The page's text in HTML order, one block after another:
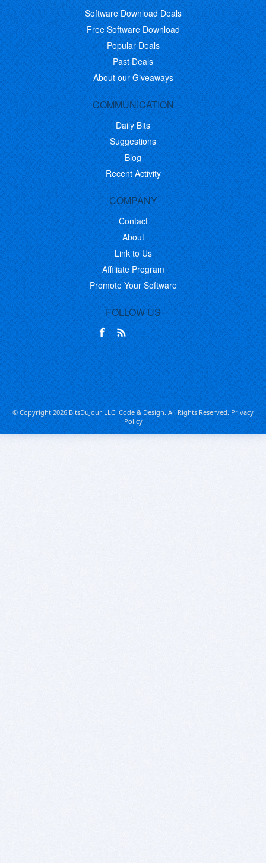
Software Download Deals
Free Software Download
Popular Deals
Past Deals
About our Giveaways
COMMUNICATION
Daily Bits
Suggestions
Blog
Recent Activity
COMPANY
Contact
About
Link to Us
Affiliate Program
Promote Your Software
FOLLOW US
© Copyright 2026 BitsDuJour LLC. Code & Design. All Rights Reserved.Privacy
Policy